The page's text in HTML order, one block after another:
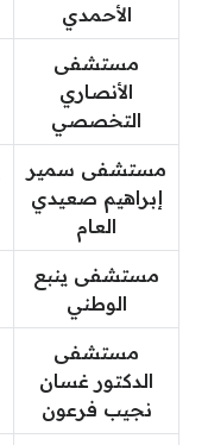
الأحمدي
مستشفى
الأنصاري
التخصصي
مستشفى سمير
إبراهيم صعيدي
العام
مستشفى ينبع
الوطني
مستشفى
الدكتور غسان
نجيب فرعون